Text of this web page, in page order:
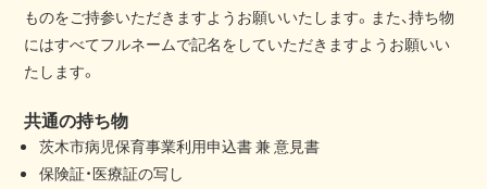
ものをご持参いただきますようお願いいたします。また、持ち物
にはすべてフルネームで記名をしていただきますようお願いい
たします。
共通の持ち物
茨木市病児保育事業利用申込書 兼 意見書
保険証・医療証の写し